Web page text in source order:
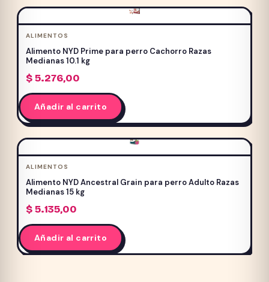
ALIMENTOS
Alimento NYD Prime para perro Cachorro Razas
Medianas 10.1 kg
$5.276,00
Añadir al carrito
ALIMENTOS
Alimento NYD Ancestral Grain para perro Adulto Razas
Medianas 15 kg
$5.135,00
Añadir al carrito